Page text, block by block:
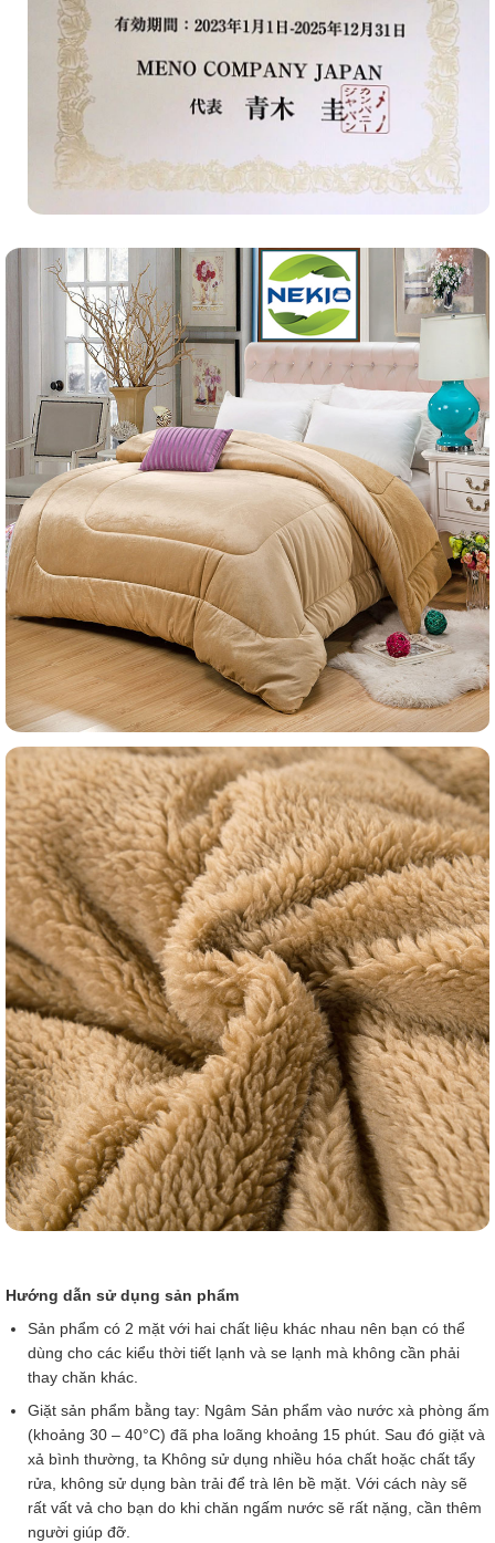
Hướng dẫn sử dụng sản phẩm
Sản phẩm có 2 mặt với hai chất liệu khác nhau nên bạn có thể
dùng cho các kiểu thời tiết lạnh và se lạnh mà không cần phải
thay chăn khác.
Giặt sản phẩm bằng tay: Ngâm Sản phẩm vào nước xà phòng ấm
(khoảng 30 – 40°C) đã pha loãng khoảng 15 phút. Sau đó giặt và
xả bình thường, ta Không sử dụng nhiều hóa chất hoặc chất tẩy
rửa, không sử dụng bàn trải để trà lên bề mặt. Với cách này sẽ
rất vất vả cho bạn do khi chăn ngấm nước sẽ rất nặng, cần thêm
người giúp đỡ.